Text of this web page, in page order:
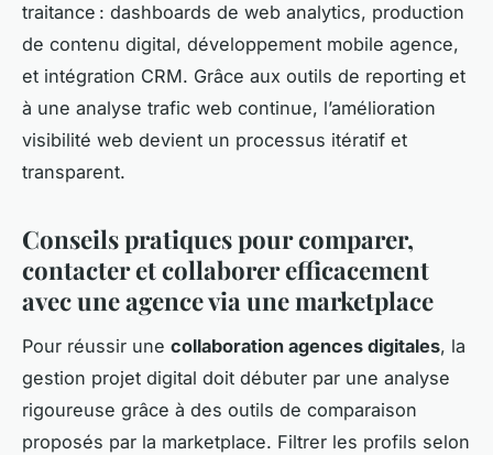
traitance : dashboards de web analytics, production
de contenu digital, développement mobile agence,
et intégration CRM. Grâce aux outils de reporting et
à une analyse trafic web continue, l’amélioration
visibilité web devient un processus itératif et
transparent.
Conseils pratiques pour comparer,
contacter et collaborer efficacement
avec une agence via une marketplace
Pour réussir une collaboration agences digitales, la
gestion projet digital doit débuter par une analyse
rigoureuse grâce à des outils de comparaison
proposés par la marketplace. Filtrer les profils selon